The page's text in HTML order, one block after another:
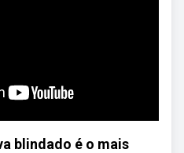
blindado é o mais